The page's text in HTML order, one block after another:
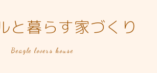
と暮らす家づくり
Beagle lovers house